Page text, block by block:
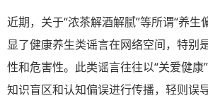
近期，关于“浓茶解酒解腻”等所谓“养生
显了健康养生类谣言在网络空间，特别
性和危害性。此类谣言往往以“关爱健康
知识盲区和认知偏误进行传播，轻则误